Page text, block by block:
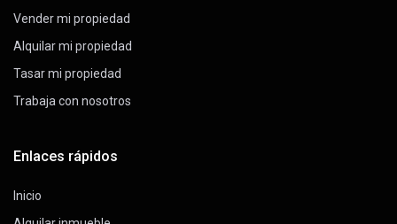
Vender mi propiedad
Alquilar mi propiedad
Tasar mi propiedad
Trabaja con nosotros
Enlaces rápidos
Inicio